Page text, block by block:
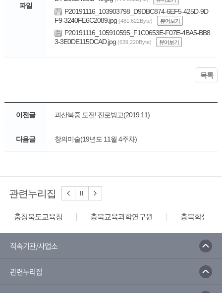
파일
P20191116_103903798_D9DBC874-6EF5-425D-9D
F9-3240FE6C2089.jpg (481,622Byte) 뷰어보기
P20191116_105910595_F1C0653E-F07E-4BA5-BB8
3-3E0DE115DCAD.jpg (639,220Byte) 뷰어보기
목록
이전글 괴산북중 도전! 진로빙고(2019.11)
다음글 창의미술(19년도 11월 4주차)
관련누리집
충청북도교육청 충북교육과학연구원 충북학생교
직속기관/사업소
관련누리집